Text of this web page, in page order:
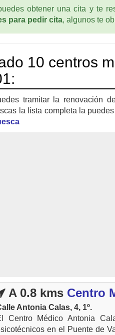
obtener una cita y te
para pedir cita, algunos te
10 centros
tramitar la renovación
la lista completa la
A 0.8 kms Centro
Antonia Calas, 4, 1º.
Centro Médico Antonia
en el Puente de